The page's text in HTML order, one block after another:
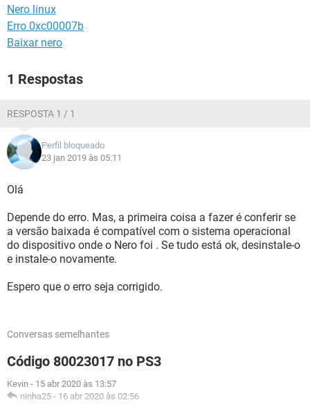
Nero linux
Erro 0xc00007b
Baixar nero
1 Respostas
RESPOSTA 1 / 1
Perfil bloqueado
23 jan 2019 às 05:11
Olá
Depende do erro. Mas, a primeira coisa a fazer é conferir se
a versão baixada é compatível com o sistema operacional
do dispositivo onde o Nero foi . Se tudo está ok, desinstale-o
e instale-o novamente.
Espero que o erro seja corrigido.
Conversas semelhantes
Código 80023017 no PS3
Kevin - 15 abr 2020 às 13:57
ninha25 - 16 abr 2020 às 02:56